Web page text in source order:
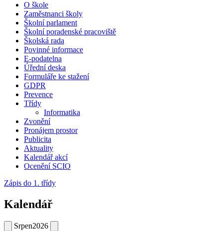
O škole
Zaměstnanci školy
Školní parlament
Školní poradenské pracoviště
Školská rada
Povinné informace
E-podatelna
Úřední deska
Formuláře ke stažení
GDPR
Prevence
Třídy
Informatika
Zvonění
Pronájem prostor
Publicita
Aktuality
Kalendář akcí
Ocenění SCIO
Zápis do 1. třídy
Kalendář
Srpen2026